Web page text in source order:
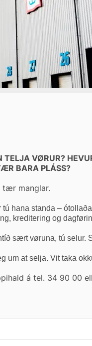
TELJA VØRUR?
BARA PLÁSS?
tær manglar.
tú hana standa –
kreditering og
sært vøruna, tú
um at selja. Vit taka
á tel. 34 90 00